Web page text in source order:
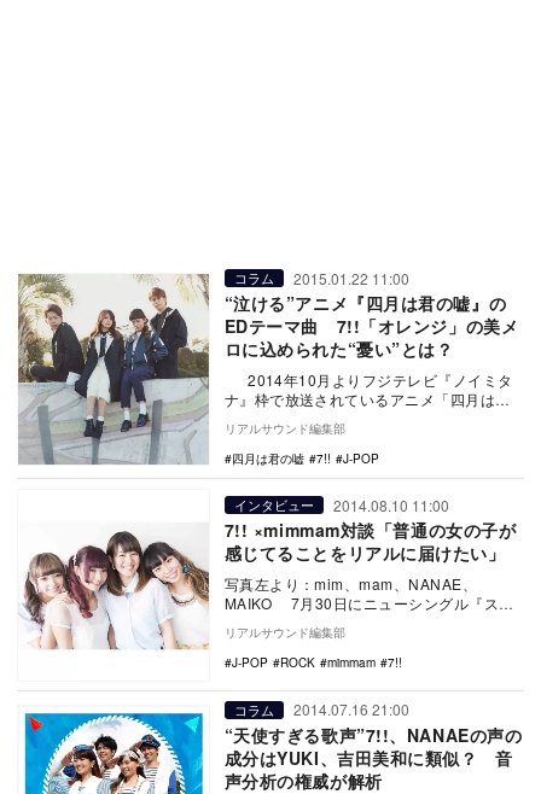
コラム 2015.01.22 11:00
“泣ける”アニメ『四月は君の嘘』の
EDテーマ曲 7!!「オレンジ」の美メ
ロに込められた“憂い”とは？
ナ』枠で放送されているアニメ「四月は君
の嘘」が大きな話題を呼んでいる。こ…
リアルサウンド編集部
四月は君の嘘
7!! J-POP
インタビュー 2014.08.10 11:00
7!! ×mimmam対談「普通の女の子が
感じてることをリアルに届けたい」
写真左より：mim、mam、NANAE、
MAIKO 7月30日にニューシングル『スタ
ートライン』、そして8月13日に待望のニ
ュ…
リアルサウンド編集部
J-POP
ROCK mimmam 7!!
コラム 2014.07.16 21:00
“天使すぎる歌声”7!!、NANAEの声の
成分はYUKI、吉田美和に類似？ 音
声分析の権威が解析